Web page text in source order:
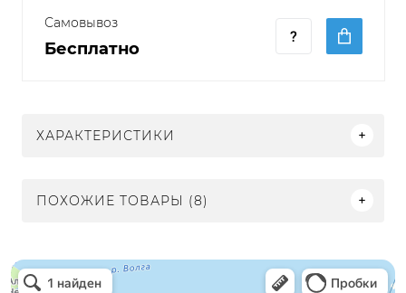
Самовывоз
Бесплатно
ХАРАКТЕРИСТИКИ
ПОХОЖИЕ ТОВАРЫ (8)
Электрон
Светильники в Нижнем Новгороде